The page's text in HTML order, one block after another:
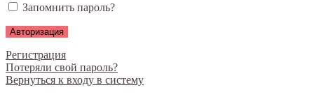
Запомнить пароль?
Регистрация
Потеряли свой пароль?
Вернуться к входу в систему